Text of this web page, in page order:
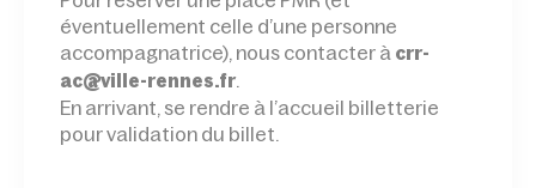
éventuellement celle d’une personne
accompagnatrice), nous contacter à crr-
ac@ville-rennes.fr
En arrivant, se rendre à l’accueil billetterie
pour validation du billet.